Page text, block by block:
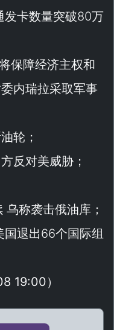
发卡数量突破80万
保障经济主权和
内瑞拉采取军事
轮；
反对美威胁；
称袭击俄油库；
国退出66个国际组
19:00）